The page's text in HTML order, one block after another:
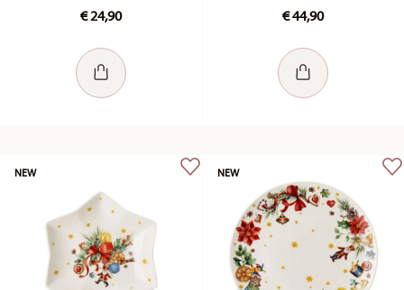
€ 24,90 € 44,90
NEW NEW